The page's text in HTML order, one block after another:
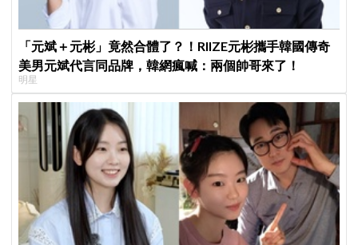
「元斌＋元彬」竟然合體了？！RIIZE元彬攜手韓國傳奇
美男元斌代言同品牌，韓網瘋喊：兩個帥哥來了！
明星